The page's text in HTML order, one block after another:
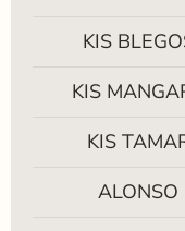
KIS
KIS
KIS
ALONSO